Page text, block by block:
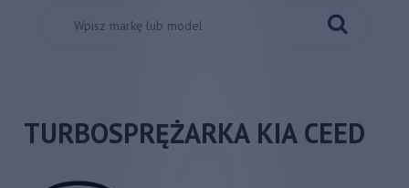
TURBOSPRĘŻARKA KIA CEED